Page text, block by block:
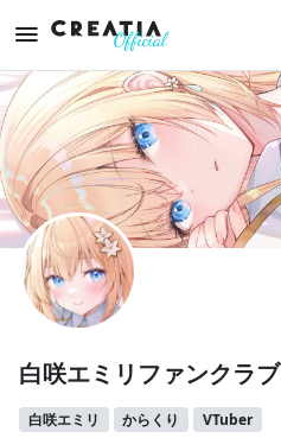
白咲エミリファンクラブ
白咲エミリ からくり VTuber